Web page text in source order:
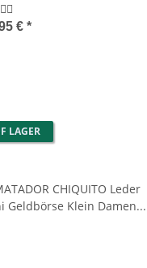
RFID
€ *
LAGER